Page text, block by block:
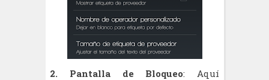
2. Pantalla de Bloqueo: Aquí